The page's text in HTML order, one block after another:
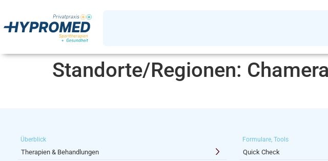
Standorte/Regionen:
Überblick
Therapien & Behandlungen
Formulare, Tools
Quick Check